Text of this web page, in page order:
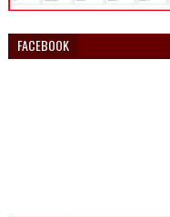
FACEBOOK